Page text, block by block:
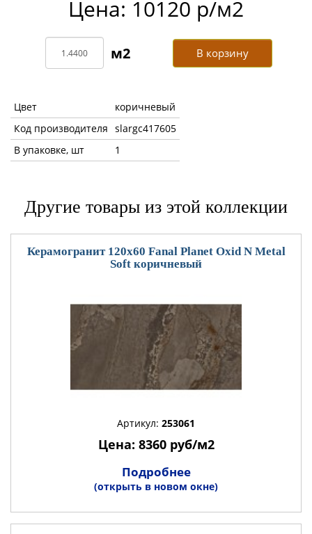
Цена: 10120 р/м2
В корзину
Цвет
коричневый
Код производителя slargc417605
В упаковке, шт
1
Другие товары из этой коллекции
Керамогранит 120x60 Fanal Planet Oxid N Metal
Soft коричневый
Артикул: 253061
Цена: 8360 руб/м2
Подробнее
(открыть в новом окне)